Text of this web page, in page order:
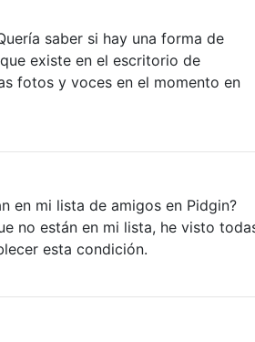
saber si hay una forma de
existe en el escritorio de
fotos y voces en el momento en
en mi lista de amigos en Pidgin?
no están en mi lista, he visto
esta condición.